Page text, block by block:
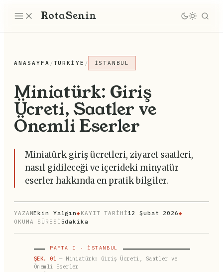
RotaSenin
ANASAYFA /TÜRKIYE / İSTANBUL
Miniatürk: Giriş
Ücreti, Saatler ve
Önemli Eserler
Miniatürk giriş ücretleri, ziyaret saatleri,
nasıl gidileceği ve içerideki minyatür
eserler hakkında en pratik bilgiler.
YAZANEkin Yalgın◆KAYIT TARİHİ12 Şubat 2026◆
OKUMA SÜRESİ5dakika
PAFTA I · İSTANBUL
ŞEK. 01 — Miniatürk: Giriş Ücreti, Saatler ve
Önemli Eserler